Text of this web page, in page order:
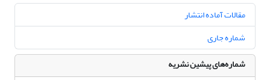
مقالات آماده انتشار
شماره جاری
شماره‌های پیشین نشریه